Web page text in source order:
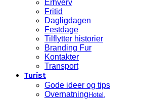
Erhverv
Fritid
Dagligdagen
Festdage
Tilflytter historier
Branding Fur
Kontakter
Transport
Turist
Gode ideer og tips
Overnatning Hotel,